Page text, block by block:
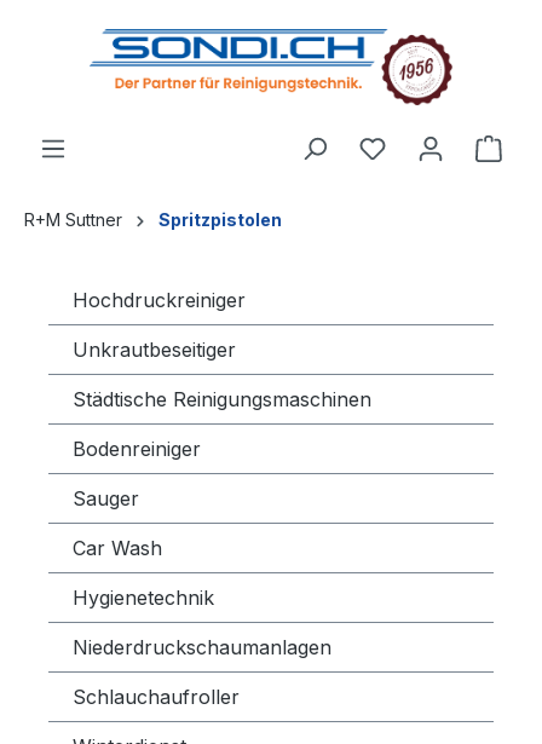
springen
R+M Suttner Spritzpistolen
Hochdruckreiniger
Unkrautbeseitiger
Städtische Reinigungsmaschinen
Bodenreiniger
Sauger
Car Wash
Hygienetechnik
Niederdruckschaumanlagen
Schlauchaufroller